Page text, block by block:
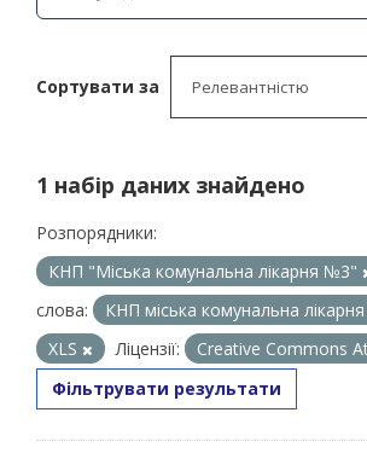
Сортувати за
1 набір даних знайдено
Розпорядники:
КНП "Міська комунальна лікарня №3"
слова:
КНП міська комунальна
XLS
Ліцензії:
Creative Commons
Фільтрувати результати